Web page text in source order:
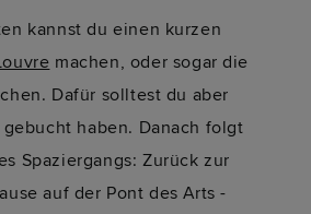
kannst du einen kurzen
machen, oder sogar die
Dafür solltest du aber
haben. Danach folgt
Spaziergangs: Zurück zur
auf der Pont des Arts -